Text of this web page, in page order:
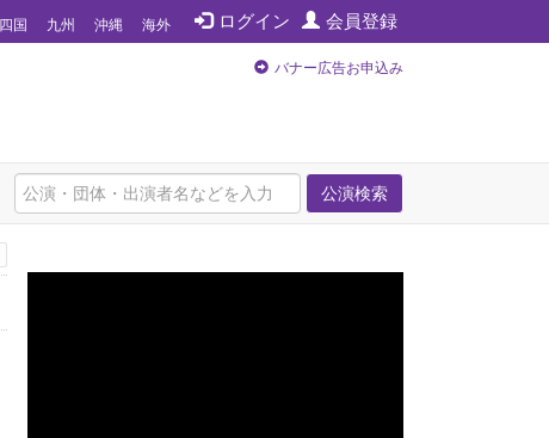
ログイン 会員登録
四国 九州 沖縄 海外
バナー広告お申込み
公演検索